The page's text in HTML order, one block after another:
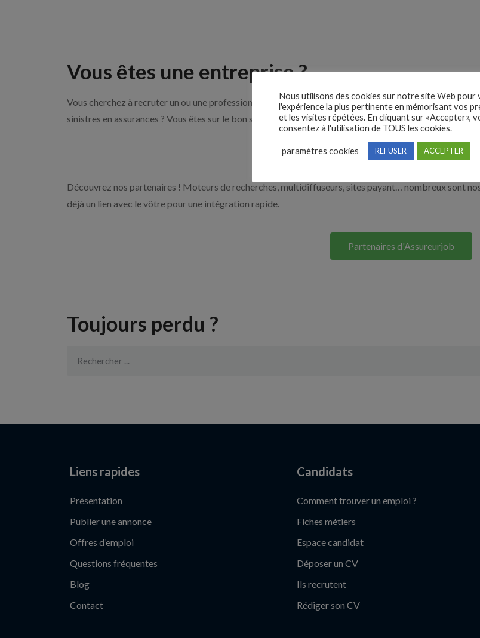
Vous êtes une entreprise ?
Vous cherchez à recruter un ou une professionnelle de l’assurance par exemple un chargé de
sinistres en assurances ? Vous êtes sur le bon site. Découvrez nos solutions pour vous aider à recruter
Nos solutions entreprises
Découvrez nos partenaires ! Moteurs de recherches, multidiffuseurs, sites payant… nombreux sont
déjà un lien avec le vôtre pour une intégration rapide.
Partenaires d'Assureurjob
Toujours perdu ?
Liens rapides
Présentation
Publier une annonce
Offres d’emploi
Questions fréquentes
Blog
Contact
Candidats
Comment trouver un emploi ?
Fiches métiers
Espace candidat
Déposer un CV
Ils recrutent
Rédiger son CV
Nous utilisons des cookies sur notre site Web
l'expérience la plus pertinente en mémorisant vos
et les visites répétées. En cliquant sur «Accepter»,
consentez à l'utilisation de TOUS les cookies.
paramètres cookies REFUSER ACCEPTER